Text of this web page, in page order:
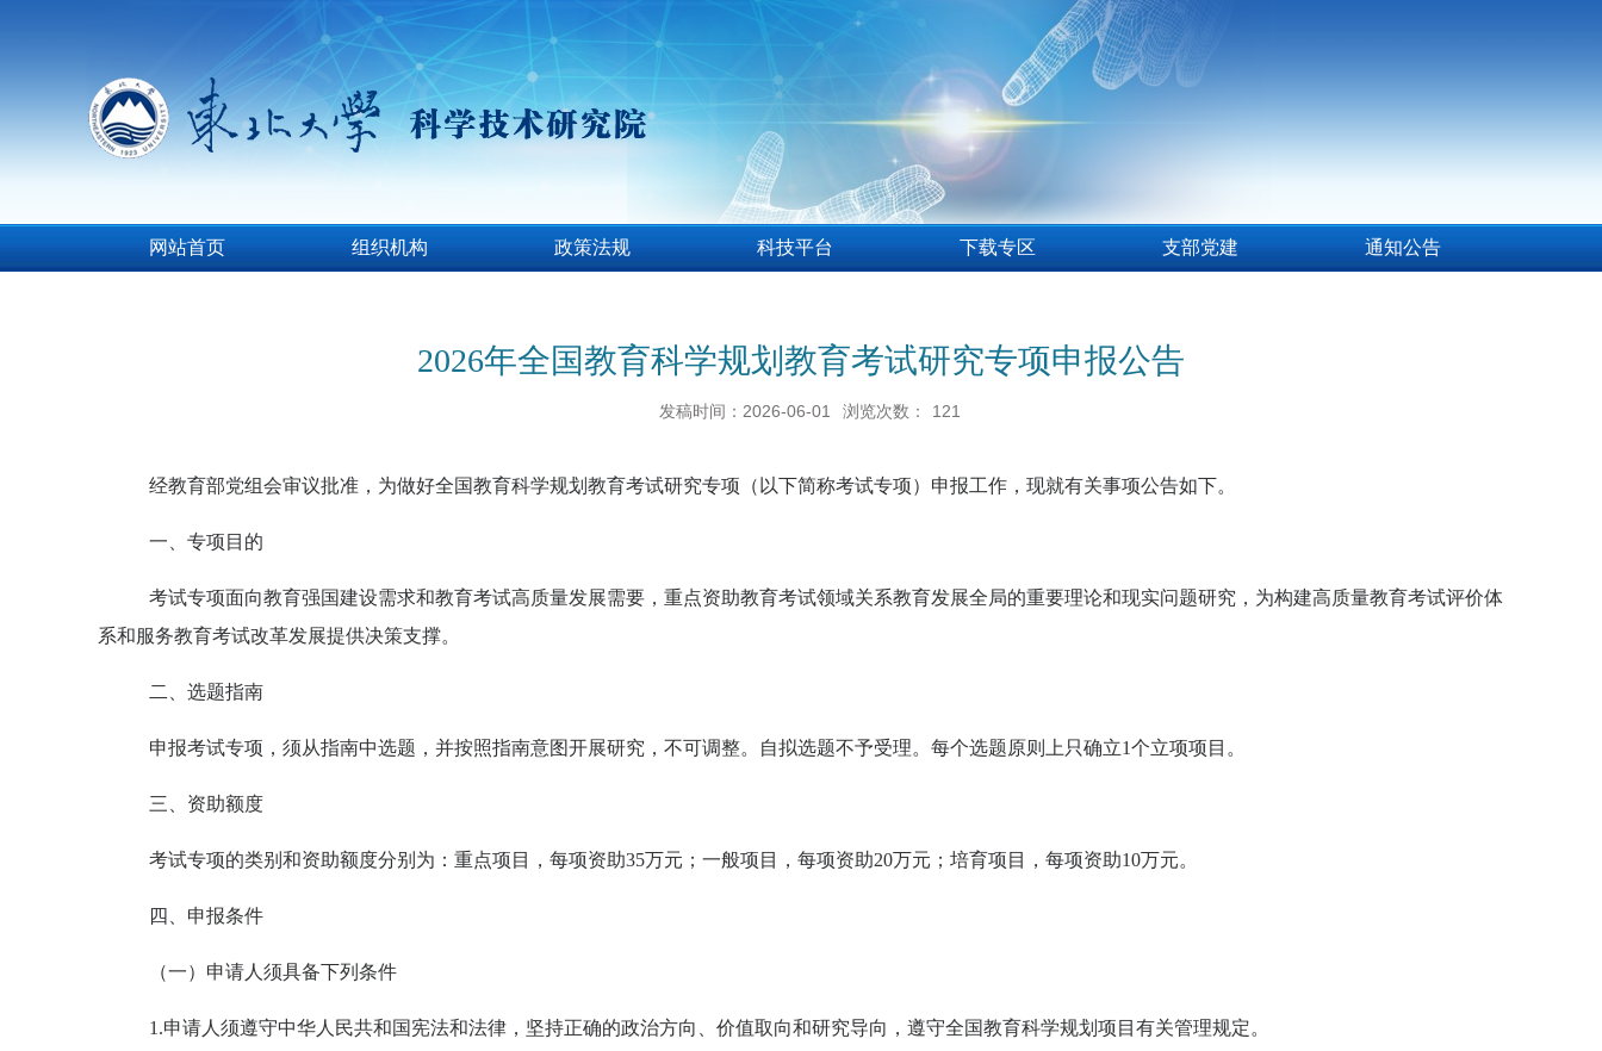
网站首页 组织机构 政策法规 科技平台 下载专区 支部党建 通知公告
2026年全国教育科学规划教育考试研究专项申报公告
发稿时间：2026-06-01 浏览次数： 121
经教育部党组会审议批准， 为做好全国教育科学规划教育考试研究专项（以下简称考试专项）申报工作，现就有关事项公告如下。
一、专项目的
考试专项面向教育强国建设需求和教育考试高质量发展需要，重点资助教育考试领域关系教育发展全局的重要理论和现实问题研究，为构建高质量教育考试评价体
系和服务教育考试改革发展提供决策支撑。
二、选题指南
申报考试专项，须从指南中选题， 并按照指南意图开展研究 ， 不可调整。 自拟选题不予受理。每个选题原则上 只确立1个立项项目。
三、资助额度
考试专项的类别和资助额度分别为：重点项目，每项资助35万元；一般项目，每项资助20万元；培育项目，每项资助10万元。
四、申报条件
（一）申请人须具备下列条件
1.申请人须遵守中华人民共和国宪法和法律，坚持正确的政治方向、价值取向和研究导向，遵守全国教育科学规划 项目 有关管理规定。